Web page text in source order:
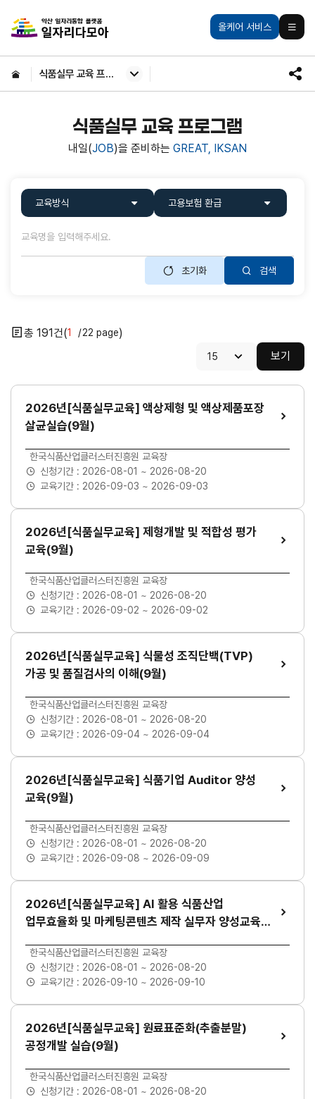
올케어 서비스 모바일
익산일자리통합플랫폼
HOME 식품실무 교육 프로그램
SNS
식품실무 교육 프로그램
내일(JOB)을 준비하는 GREAT, IKSAN
검색
교육방식 고용보험 환급
초기화 검색
191 1 22
보기
2026년[식품실무교육] 액상제형 및 액상제품포장
살균실습(9월)
교육장소
한국식품산업클러스터진흥원 교육장
신청기간 : 2026-08-01 ~ 2026-08-20
교육기간 : 2026-09-03 ~ 2026-09-03
2026년[식품실무교육] 제형개발 및 적합성 평가
교육(9월)
교육장소
한국식품산업클러스터진흥원 교육장
신청기간 : 2026-08-01 ~ 2026-08-20
교육기간 : 2026-09-02 ~ 2026-09-02
2026년[식품실무교육] 식물성 조직단백(TVP)
가공 및 품질검사의 이해(9월)
교육장소
한국식품산업클러스터진흥원 교육장
신청기간 : 2026-08-01 ~ 2026-08-20
교육기간 : 2026-09-04 ~ 2026-09-04
2026년[식품실무교육] 식품기업 Auditor 양성
교육(9월)
교육장소
한국식품산업클러스터진흥원 교육장
신청기간 : 2026-08-01 ~ 2026-08-20
교육기간 : 2026-09-08 ~ 2026-09-09
2026년[식품실무교육] AI 활용 식품산업
업무효율화 및 마케팅콘텐츠 제작 실무자 양성교육
교육장소
한국식품산업클러스터진흥원 교육장
신청기간 : 2026-08-01 ~ 2026-08-20
교육기간 : 2026-09-10 ~ 2026-09-10
2026년[식품실무교육] 원료표준화(추출분말)
공정개발 실습(9월)
교육장소
한국식품산업클러스터진흥원 교육장
신청기간 : 2026-08-01 ~ 2026-08-20